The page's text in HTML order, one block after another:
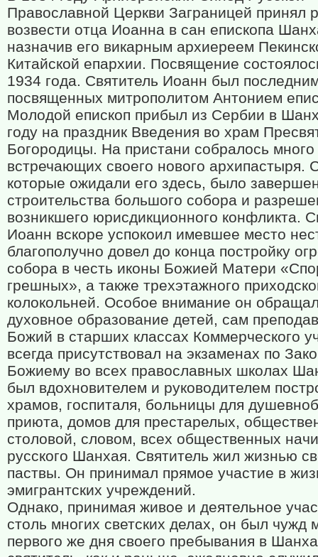
Православной Церкви Заграницей принял
возвести отца Иоанна в сан епископа
назначив его викарным архиереем
Китайской епархии. Посвящение
1934 года. Святитель Иоанн был
посвященных митрополитом Антонием
Молодой епископ прибыл из Сербии в
году на праздник Введения во храм
Богородицы. На пристани собралось
встречающих своего нового архипастыря.
которые ожидали его здесь, было
строительства большого собора и
возникшего юрисдикционного конфликта.
Иоанн вскоре успокоил имевшее место
благополучно довел до конца постройку
собора в честь иконы Божией Матери
грешных», а также трехэтажного
колокольней. Особое внимание он
духовное образование детей, сам
Божий в старших классах Коммерческого
всегда присутствовал на экзаменах по
Божиему во всех православных школах
был вдохновителем и руководителем
храмов, госпиталя, больницы для
приюта, домов для престарелых,
столовой, словом, всех общественных
русского Шанхая. Святитель жил жизнью
паствы. Он принимал прямое участие в
эмигрантских учреждений.
Однако, принимая живое и деятельное
столь многих светских делах, он был чужд
первого же дня своего пребывания в